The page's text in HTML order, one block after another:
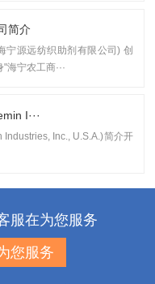
简介
宁源远纺织助剂有限公司) 创
宁农工商···
I···
Inc., U.S.A.)简介开
服在为您服务
您服务